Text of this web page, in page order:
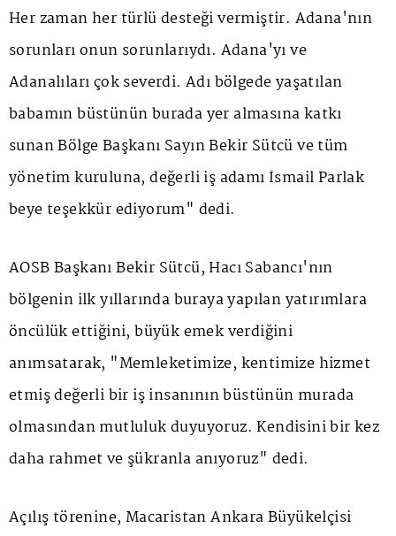
Her zaman her türlü desteği vermiştir. Adana'nın
sorunları onun sorunlarıydı. Adana'yı ve
Adanalıları çok severdi. Adı bölgede yaşatılan
babamın büstünün burada yer almasına katkı
sunan Bölge Başkanı Sayın Bekir Sütcü ve tüm
yönetim kuruluna, değerli iş adamı İsmail Parlak
beye teşekkür ediyorum" dedi.
AOSB Başkanı Bekir Sütcü, Hacı Sabancı'nın
bölgenin ilk yıllarında buraya yapılan yatırımlara
öncülük ettiğini, büyük emek verdiğini
anımsatarak, "Memleketimize, kentimize hizmet
etmiş değerli bir iş insanının büstünün murada
olmasından mutluluk duyuyoruz. Kendisini bir kez
daha rahmet ve şükranla anıyoruz" dedi.
Açılış törenine, Macaristan Ankara Büyükelçisi